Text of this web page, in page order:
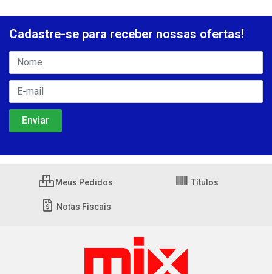
Cadastre-se para receber nossas ofertas!
Meus Pedidos Títulos
Notas Fiscais